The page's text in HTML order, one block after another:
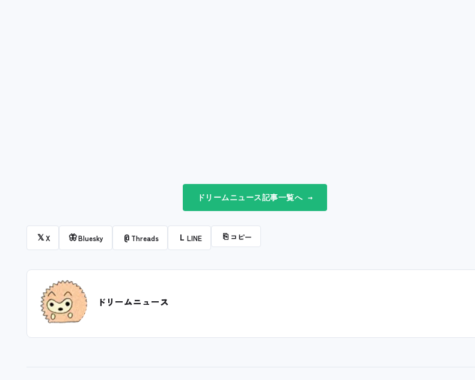
ドリームニュース記事一覧へ →
𝕏X 🦋Bluesky @ Threads L LINE ⎘ コピー
ドリームニュース